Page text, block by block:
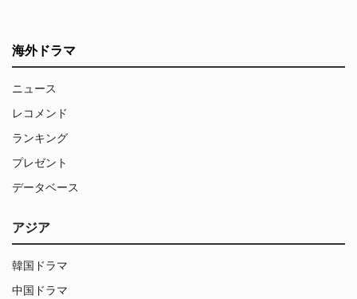
海外ドラマ
ニュース
レコメンド
ランキング
プレゼント
データベース
アジア
韓国ドラマ
中国ドラマ